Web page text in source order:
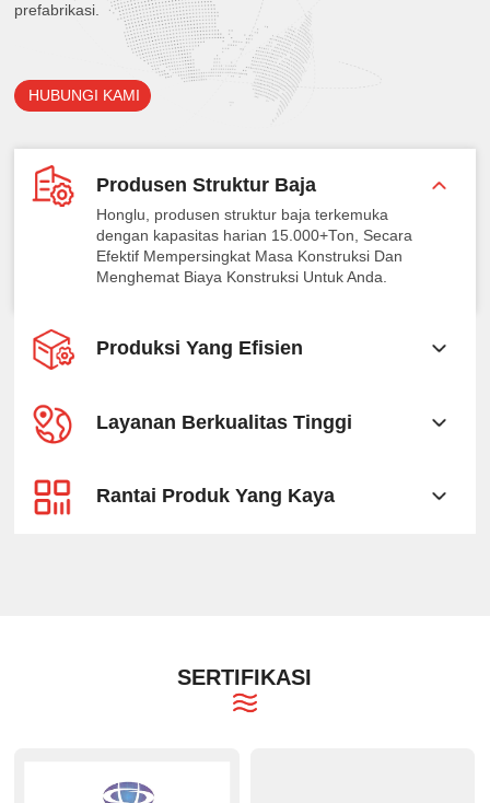
prefabrikasi.
HUBUNGI KAMI
Produsen Struktur Baja
Honglu, produsen struktur baja terkemuka
dengan kapasitas harian 15.000+Ton, Secara
Efektif Mempersingkat Masa Konstruksi Dan
Menghemat Biaya Konstruksi Untuk Anda.
Produksi Yang Efisien
Layanan Berkualitas Tinggi
Rantai Produk Yang Kaya
SERTIFIKASI